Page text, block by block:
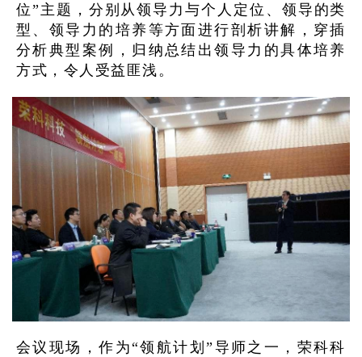
位”主题，分别从领导力与个人定位、领导的类
型、领导力的培养等方面进行剖析讲解，穿插
分析典型案例，归纳总结出领导力的具体培养
方式，令人受益匪浅。
会议现场，作为“领航计划”导师之一，荣科科